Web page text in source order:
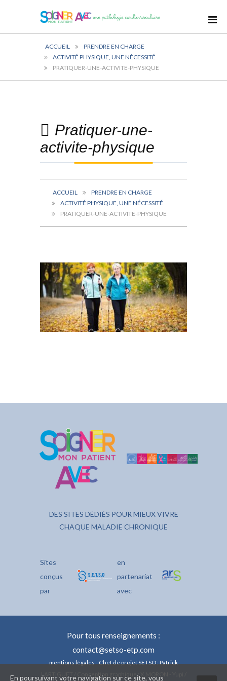
ACCUEIL
PRENDRE EN CHARGE
ACTIVITÉ PHYSIQUE, UNE NÉCESSITÉ
PRATIQUER-UNE-ACTIVITE-PHYSIQUE
Pratiquer-une-
activite-physique
ACCUEIL
PRENDRE EN CHARGE
ACTIVITÉ PHYSIQUE, UNE NÉCESSITÉ
PRATIQUER-UNE-ACTIVITE-PHYSIQUE
DES SITES DÉDIÉS POUR MIEUX VIVRE
CHAQUE MALADIE CHRONIQUE
Sites
conçus
par
en
partenariat
avec
Pour tous renseignements :
contact@setso-etp.com
mentions légales - Chef de projet SETSO : Patrick
En poursuivant votre navigation sur ce site, vous